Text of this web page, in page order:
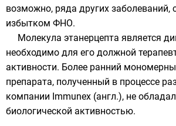
возможно, ряда других заболеваний,
избытком ФНО.
Молекула этанерцепта является
необходимо для его должной
активности. Более ранний
препарата, полученный в процессе
компании Immunex (англ.), не
биологической активностью.